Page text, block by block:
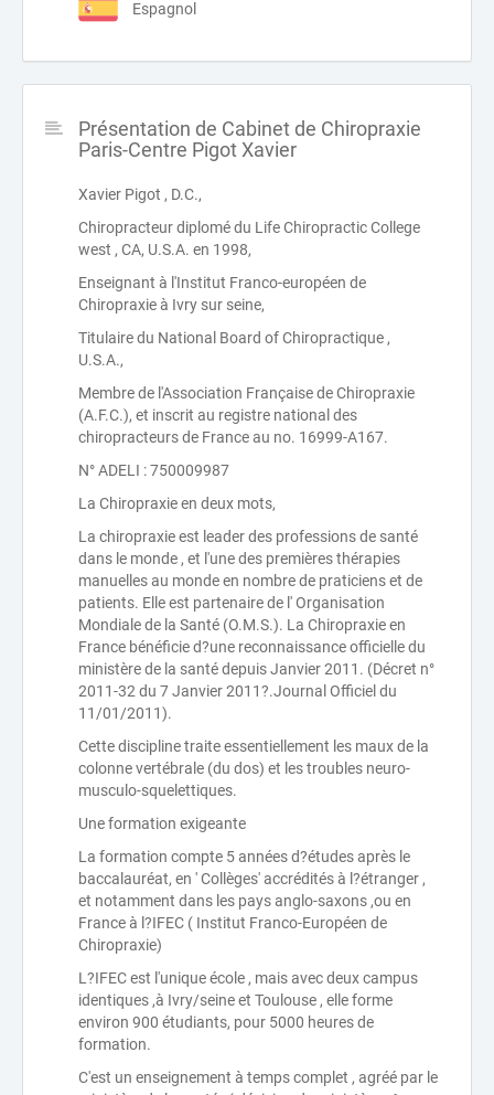
Espagnol
Présentation de Cabinet de Chiropraxie
Paris-Centre Pigot Xavier
Xavier Pigot , D.C.,
Chiropracteur diplomé du Life Chiropractic College
west , CA, U.S.A. en 1998,
Enseignant à l'Institut Franco-européen de
Chiropraxie à Ivry sur seine,
Titulaire du National Board of Chiropractique ,
U.S.A.,
Membre de l'Association Française de Chiropraxie
(A.F.C.), et inscrit au registre national des
chiropracteurs de France au no. 16999-A167.
N° ADELI : 750009987
La Chiropraxie en deux mots,
La chiropraxie est leader des professions de santé
dans le monde , et l'une des premières thérapies
manuelles au monde en nombre de praticiens et de
patients. Elle est partenaire de l' Organisation
Mondiale de la Santé (O.M.S.). La Chiropraxie en
France bénéficie d?une reconnaissance officielle du
ministère de la santé depuis Janvier 2011. (Décret n°
2011-32 du 7 Janvier 2011?.Journal Officiel du
11/01/2011).
Cette discipline traite essentiellement les maux de la
colonne vertébrale (du dos) et les troubles neuro-
musculo-squelettiques.
Une formation exigeante
La formation compte 5 années d?études après le
baccalauréat, en ' Collèges' accrédités à l?étranger ,
et notamment dans les pays anglo-saxons ,ou en
France à l?IFEC ( Institut Franco-Européen de
Chiropraxie)
L?IFEC est l'unique école , mais avec deux campus
identiques ,à Ivry/seine et Toulouse , elle forme
environ 900 étudiants, pour 5000 heures de
formation.
C'est un enseignement à temps complet , agréé par le